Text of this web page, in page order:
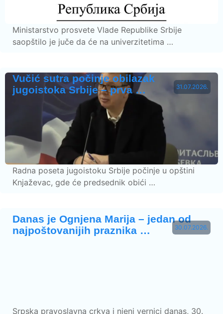
Ministarstvo prosvete Vlade Republike Srbije
saopštilo je juče da će na univerzitetima …
31.07.2026.
Vučić sutra počinje obilazak
jugoistoka Srbije – prva …
Radna poseta jugoistoku Srbije počinje u opštini
Knjaževac, gde će predsednik obići …
30.07.2026.
Danas je Ognjena Marija – jedan od
najpoštovanijih praznika …
Srpska pravoslavna crkva i njeni vernici danas, 30.